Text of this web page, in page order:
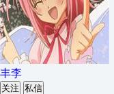
丰李
关注 私信